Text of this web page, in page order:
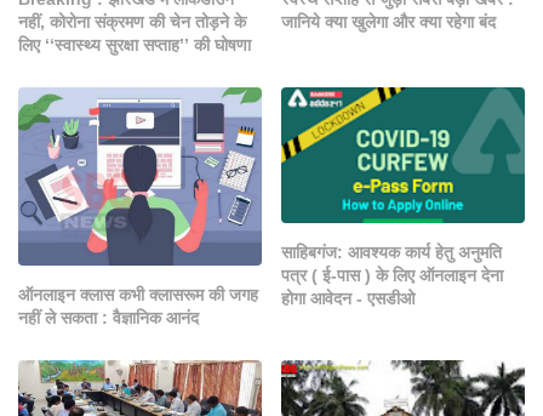
नहीं, कोरोना संक्रमण की चेन तोड़ने के
लिए ‘‘स्वास्थ्य सुरक्षा सप्ताह’’ की घोषणा
जानिये क्या खुलेगा और क्या रहेगा बंद
ऑनलाइन क्लास कभी क्लासरूम की जगह
नहीं ले सकता : वैज्ञानिक आनंद
साहिबगंज: आवश्यक कार्य हेतु अनुमति
पत्र ( ई-पास ) के लिए ऑनलाइन देना
होगा आवेदन - एसडीओ